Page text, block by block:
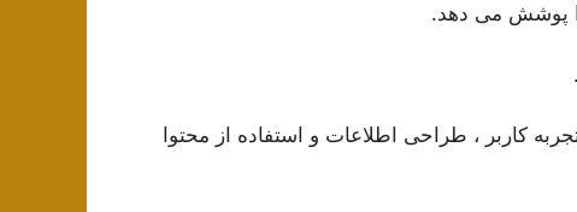
پوشش می دهد.
کاربر ، طراحی اطلاعات و استفاده از محتوا